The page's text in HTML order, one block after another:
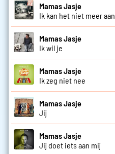
Mamas Jasje
Ik kan het niet meer aan
Mamas Jasje
Ik wil je
Mamas Jasje
Ik zeg niet nee
Mamas Jasje
Jij
Mamas Jasje
Jij doet iets aan mij